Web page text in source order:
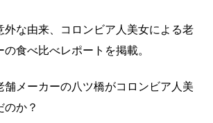
外な由来、コロンビア人美女による老
食べ比べレポートを掲載。
舗メーカーの八ツ橋がコロンビア人美
のか？